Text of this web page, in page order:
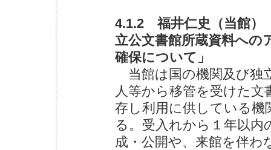
4.1.2 福井仁史（当館）
立公文書館所蔵資料への
確保について」
当館は国の機関及び独
人等から移管を受けた文
存し利用に供している機
る。受入れから１年以内
成・公開や、来館を伴わ